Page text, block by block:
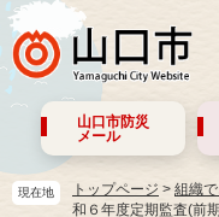
山口市防災
メール
現在地 トップページ > 組織
和６年度定期監査(前